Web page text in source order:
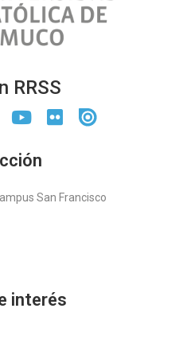
RRSS
San Francisco
interés